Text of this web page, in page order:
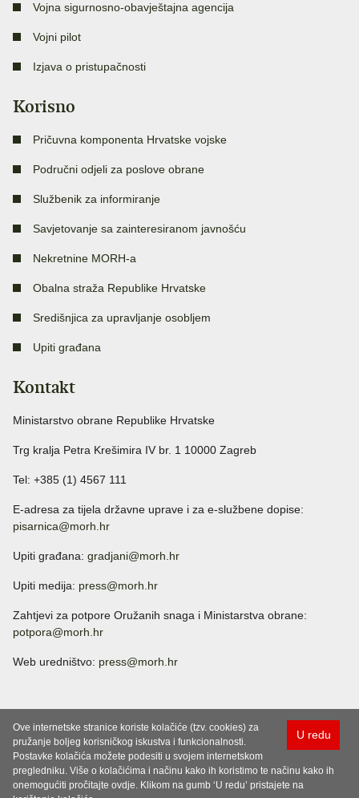
Vojna sigurnosno-obavještajna agencija
Vojni pilot
Izjava o pristupačnosti
Korisno
Pričuvna komponenta Hrvatske vojske
Područni odjeli za poslove obrane
Službenik za informiranje
Savjetovanje sa zainteresiranom javnošću
Nekretnine MORH-a
Obalna straža Republike Hrvatske
Središnjica za upravljanje osobljem
Upiti građana
Kontakt
Ministarstvo obrane Republike Hrvatske
Trg kralja Petra Krešimira IV br. 1 10000 Zagreb
Tel: +385 (1) 4567 111
E-adresa za tijela državne uprave i za e-službene dopise:
pisarnica@morh.hr
Upiti građana: gradjani@morh.hr
Upiti medija: press@morh.hr
Zahtjevi za potpore Oružanih snaga i Ministarstva obrane:
potpora@morh.hr
Web uredništvo: press@morh.hr
U redu
Ove internetske stranice koriste kolačiće (tzv. cookies) za
pružanje boljeg korisničkog iskustva i funkcionalnosti.
Postavke kolačića možete podesiti u svojem internetskom
pregledniku. Više o kolačićima i načinu kako ih koristimo te načinu kako ih
onemogućiti pročitajte ovdje. Klikom na gumb ‘U redu’ pristajete na